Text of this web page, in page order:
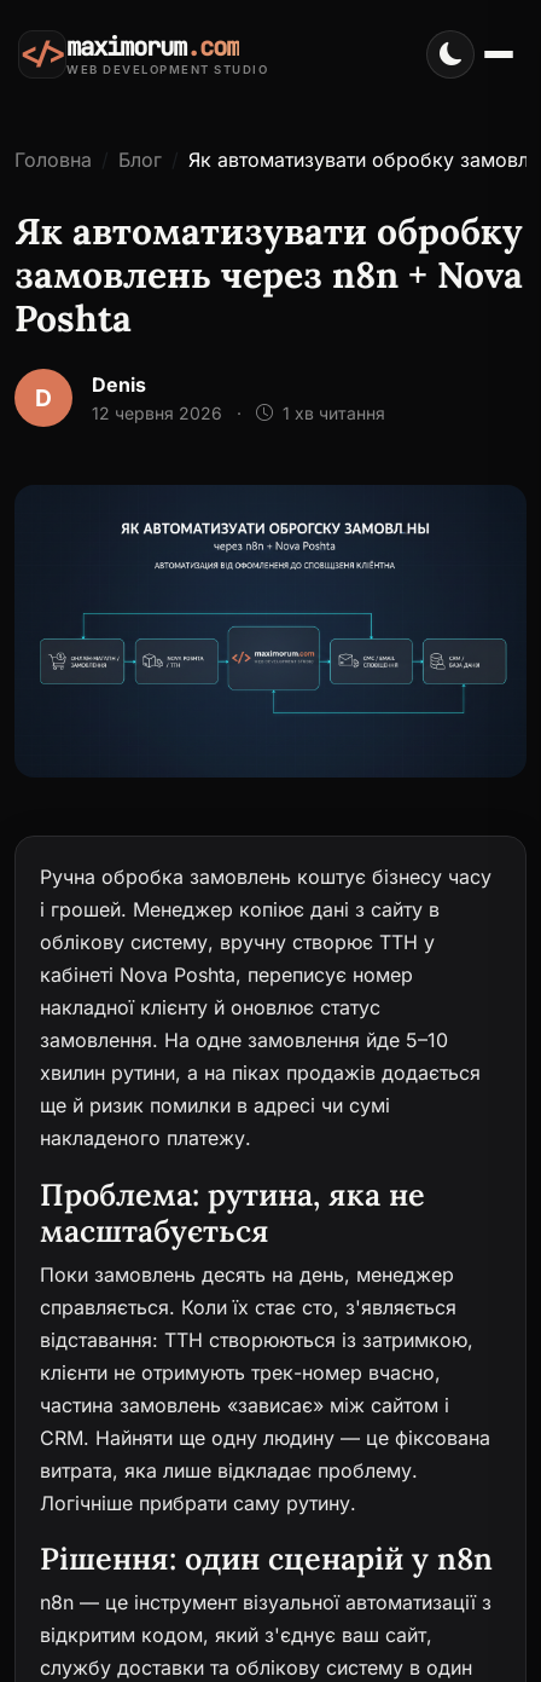
</>maximorum.com
WEB DEVELOPMENT STUDIO
Головна Блог Як автоматизувати обробку
Як автоматизувати обробку
замовлень через n8n + Nova
Poshta
D Denis
12 червня 2026 · 1 хв читання
Ручна обробка замовлень коштує бізнесу часу
і грошей. Менеджер копіює дані з сайту в
облікову систему, вручну створює ТТН у
кабінеті Nova Poshta, переписує номер
накладної клієнту й оновлює статус
замовлення. На одне замовлення йде 5–10
хвилин рутини, а на піках продажів додається
ще й ризик помилки в адресі чи сумі
накладеного платежу.
Проблема: рутина, яка не
масштабується
Поки замовлень десять на день, менеджер
справляється. Коли їх стає сто, з'являється
відставання: ТТН створюються із затримкою,
клієнти не отримують трек-номер вчасно,
частина замовлень «зависає» між сайтом і
CRM. Найняти ще одну людину — це фіксована
витрата, яка лише відкладає проблему.
Логічніше прибрати саму рутину.
Рішення: один сценарій у n8n
n8n — це інструмент візуальної автоматизації з
відкритим кодом, який з'єднує ваш сайт,
службу доставки та облікову систему в один